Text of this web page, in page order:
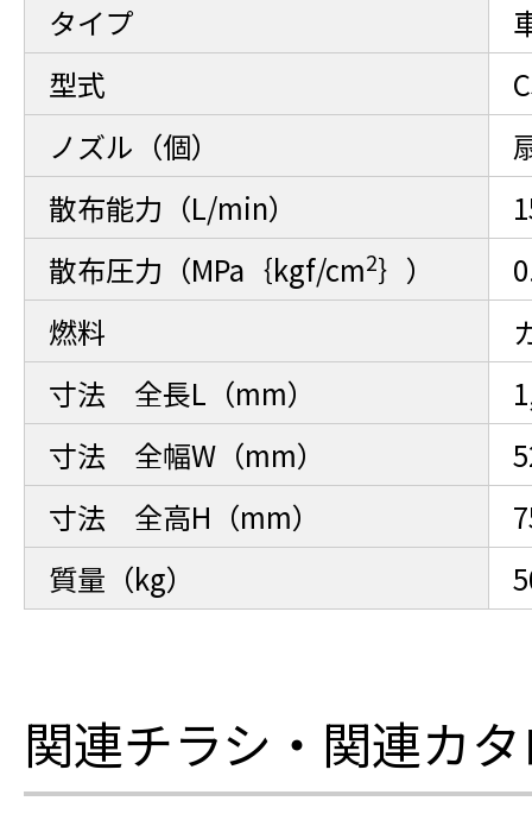
タイプ
型式
ノズル（個）
散布能力（L/min）
散布圧力（MPa｛kgf/cm2｝）
燃料
寸法 全長L（mm）
寸法 全幅W（mm）
寸法 全高H（mm）
質量（kg）
関連チラシ・関連カ